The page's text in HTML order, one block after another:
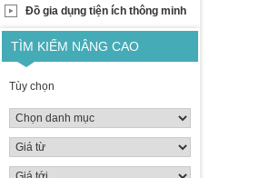
Đồ gia dụng tiện ích thông minh
TÌM KIẾM NÂNG CAO
Tùy chọn